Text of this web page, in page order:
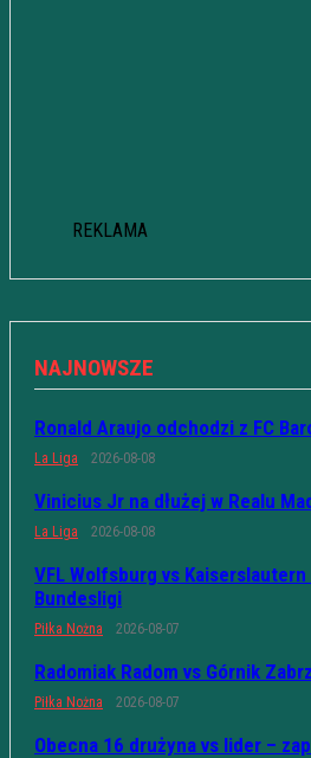
REKLAMA
NAJNOWSZE
Ronald Araujo odchodzi z FC
La Liga 2026-08-08
Vinicius Jr na dłużej w Realu
La Liga 2026-08-08
VFL Wolfsburg vs
Bundesligi
Piłka Nożna 2026-08-07
Radomiak Radom vs Górnik
Piłka Nożna 2026-08-07
Obecna 16 drużyna vs lider –